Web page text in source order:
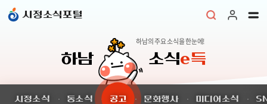
시정소식포털
하남 소식e득
하남의 주요 소식을 한눈에!
시정소식 동소식 공고 문화행사 미디어소식